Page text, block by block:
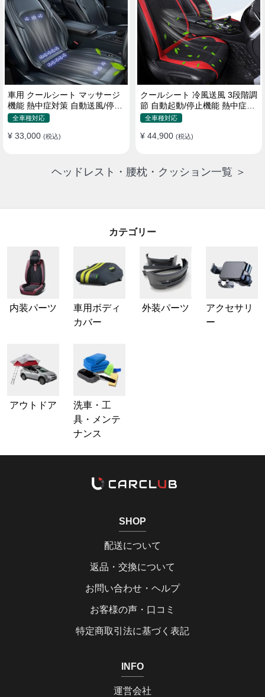
車用 クールシート マッサージ
機能 熱中症対策 自動送風/停止
機能 24個強力ファン 取付簡単
全車種対応
¥ 33,000 (税込)
クールシート 冷風送風 3段階調
節 自動起動/停止機能 熱中症対
策 夏 暑さ対策 取付簡単
全車種対応
¥ 44,900 (税込)
ヘッドレスト・腰枕・クッション一覧 ＞
カテゴリー
内装パーツ
車用ボディ
カバー
外装パーツ
アクセサリ
ー
アウトドア
洗車・工
具・メンテ
ナンス
SHOP
配送について
返品・交換について
お問い合わせ・ヘルプ
お客様の声・口コミ
特定商取引法に基づく表記
INFO
運営会社